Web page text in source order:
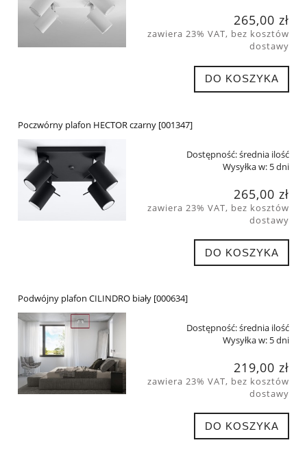
265,00 zł
zawiera 23% VAT, bez kosztów
dostawy
DO KOSZYKA
Poczwórny plafon HECTOR czarny [001347]
Dostępność:średnia ilość
Wysyłka w: 5 dni
265,00 zł
zawiera 23% VAT, bez kosztów
dostawy
DO KOSZYKA
Podwójny plafon CILINDRO biały [000634]
Dostępność:średnia ilość
Wysyłka w: 5 dni
219,00 zł
zawiera 23% VAT, bez kosztów
dostawy
DO KOSZYKA